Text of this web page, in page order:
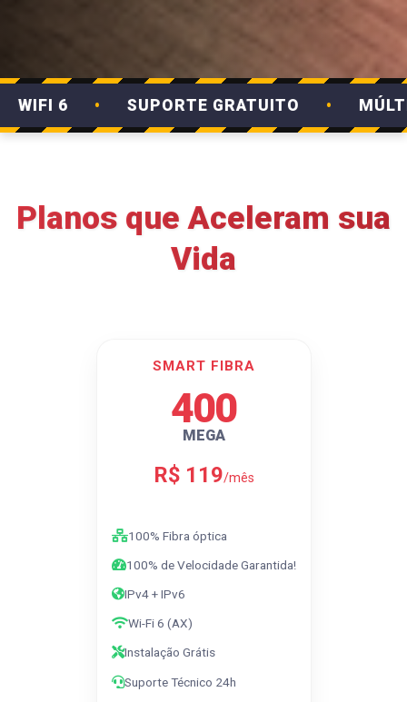
• SUPORTE GRATUITO •
Planos que Aceleram sua
Vida
SMART FIBRA
400
MEGA
R$ 119/mês
100% Fibra óptica
100% de Velocidade Garantida!
IPv4 + IPv6
Wi-Fi 6 (AX)
Instalação Grátis
Suporte Técnico 24h